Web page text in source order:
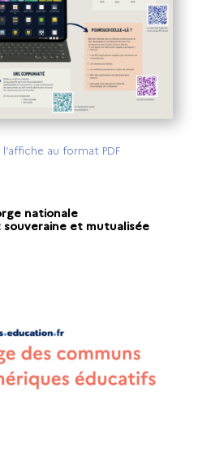
au format PDF
nationale
et mutualisée